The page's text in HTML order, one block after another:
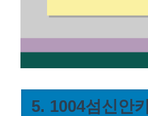
5. 1004섬신안